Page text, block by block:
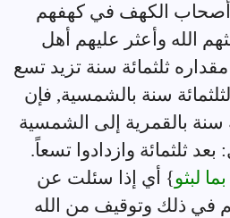
أصحاب الكهف في كهفهم
الله وأعثر عليهم أهل
ثلثمائة سنة تزيد تسع
سنة بالشمسية, فإن
سنة بالقمرية إلى الشمسية
ثلثمائة وازدادوا تسعاً.
لبثو} أي إذا سئلت عن
في ذلك وتوقيف من الله